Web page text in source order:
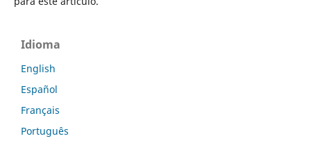
Idioma
English
Español
Français
Português